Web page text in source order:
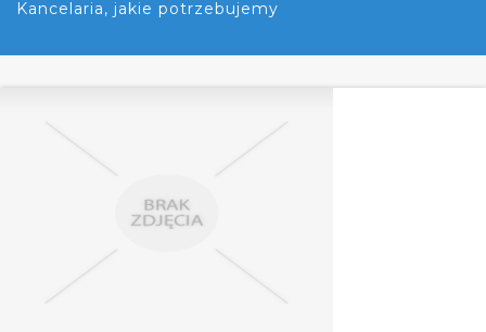
Kancelaria, jakie potrzebujemy